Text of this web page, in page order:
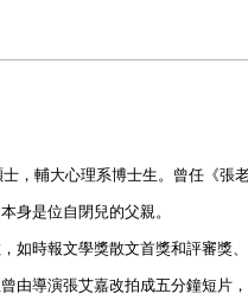
，輔大心理系博士生。曾任《張
身是位自閉兒的父親。
如時報文學獎散文首獎和評審獎
導演張艾嘉改拍成五分鐘短片